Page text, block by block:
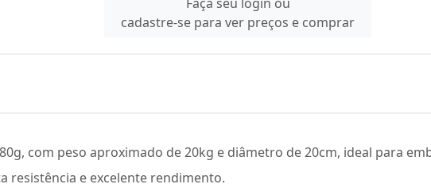
cadastre-se para ver preços e comprar
com peso aproximado de 20kg e diâmetro de 20cm, ideal para
resistência e excelente rendimento.